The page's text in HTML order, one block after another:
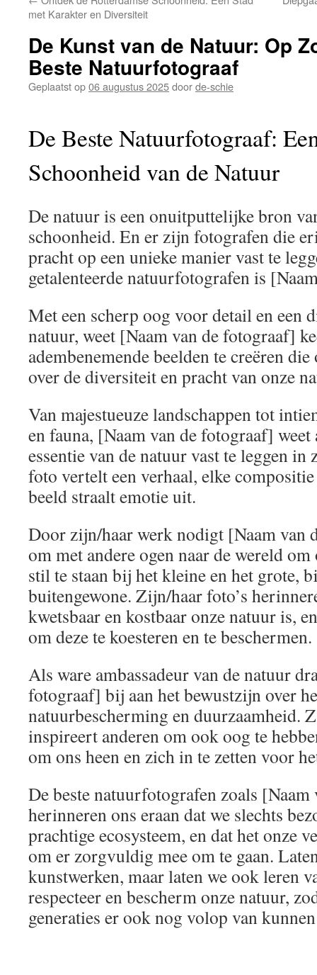
inhoud
met Karakter en Diversiteit
De Kunst van de Natuur: Op
Beste Natuurfotograaf
Geplaatst op06 augustus 2025doorde-schie
De Beste Natuurfotograaf:
Schoonheid van de Natuur
De natuur is een onuitputtelijke bron
schoonheid. En er zijn fotografen die
pracht op een unieke manier vast te
getalenteerde natuurfotografen is
Met een scherp oog voor detail en een
natuur, weet [Naam van de fotograaf]
adembenemende beelden te creëren
over de diversiteit en pracht van onze
Van majestueuze landschappen tot
en fauna, [Naam van de fotograaf] weet
essentie van de natuur vast te leggen in
foto vertelt een verhaal, elke
beeld straalt emotie uit.
Door zijn/haar werk nodigt [Naam van
om met andere ogen naar de wereld
stil te staan bij het kleine en het grote,
buitengewone. Zijn/haar foto’s
kwetsbaar en kostbaar onze natuur is,
om deze te koesteren en te beschermen.
Als ware ambassadeur van de natuur
fotograaf] bij aan het bewustzijn over
natuurbescherming en duurzaamheid.
inspireert anderen om ook oog te
om ons heen en zich in te zetten voor
De beste natuurfotografen zoals
herinneren ons eraan dat we slechts
prachtige ecosysteem, en dat het onze
om er zorgvuldig mee om te gaan.
kunstwerken, maar laten we ook leren
respecteer en bescherm onze natuur,
generaties er ook nog volop van